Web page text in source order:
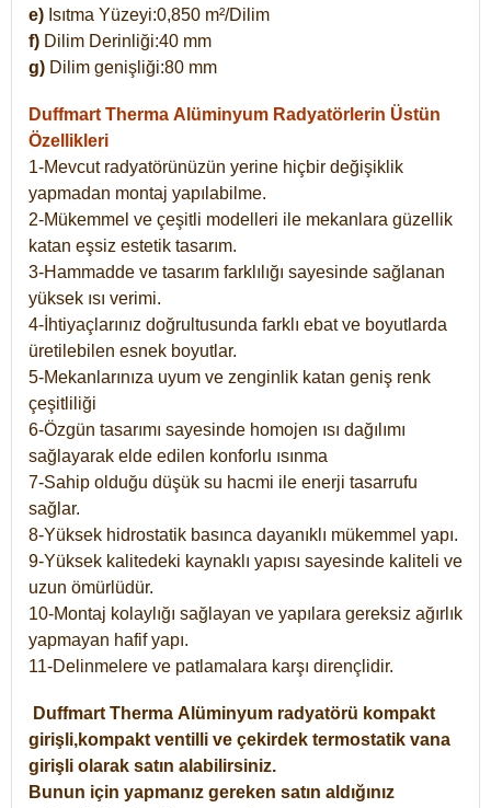
e) Isıtma Yüzeyi:0,850 m²/Dilim
f) Dilim Derinliği:40 mm
g) Dilim genişliği:80 mm
Duffmart Therma Alüminyum Radyatörlerin Üstün
Özellikleri
1-Mevcut radyatörünüzün yerine hiçbir değişiklik
yapmadan montaj yapılabilme.
2-Mükemmel ve çeşitli modelleri ile mekanlara güzellik
katan eşsiz estetik tasarım.
3-Hammadde ve tasarım farklılığı sayesinde sağlanan
yüksek ısı verimi.
4-İhtiyaçlarınız doğrultusunda farklı ebat ve boyutlarda
üretilebilen esnek boyutlar.
5-Mekanlarınıza uyum ve zenginlik katan geniş renk
çeşitliliği
6-Özgün tasarımı sayesinde homojen ısı dağılımı
sağlayarak elde edilen konforlu ısınma
7-Sahip olduğu düşük su hacmi ile enerji tasarrufu
sağlar.
8-Yüksek hidrostatik basınca dayanıklı mükemmel yapı.
9-Yüksek kalitedeki kaynaklı yapısı sayesinde kaliteli ve
uzun ömürlüdür.
10-Montaj kolaylığı sağlayan ve yapılara gereksiz ağırlık
yapmayan hafif yapı.
11-Delinmelere ve patlamalara karşı dirençlidir.
Duffmart Therma Alüminyum radyatörü kompakt
girişli,kompakt ventilli ve çekirdek termostatik vana
girişli olarak satın alabilirsiniz.
Bunun için yapmanız gereken satın aldığınız